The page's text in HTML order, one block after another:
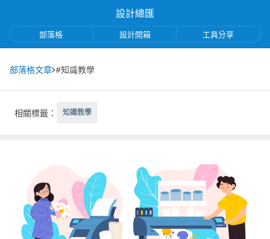
設計總匯
部落格 設計開箱 工具分享
部落格文章 #知識教學
相關標籤： 知識教學